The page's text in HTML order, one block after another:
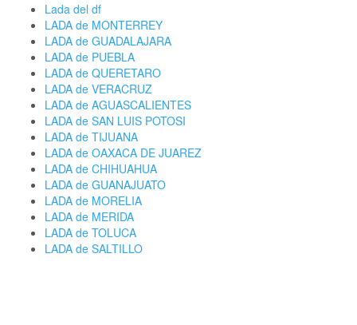
Lada del df
LADA de MONTERREY
LADA de GUADALAJARA
LADA de PUEBLA
LADA de QUERETARO
LADA de VERACRUZ
LADA de AGUASCALIENTES
LADA de SAN LUIS POTOSI
LADA de TIJUANA
LADA de OAXACA DE JUAREZ
LADA de CHIHUAHUA
LADA de GUANAJUATO
LADA de MORELIA
LADA de MERIDA
LADA de TOLUCA
LADA de SALTILLO